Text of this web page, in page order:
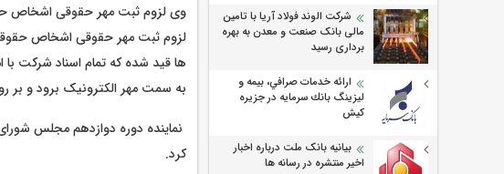
شرکت الوند فولاد آریا با تامین
مالی بانک صنعت و معدن به بهره
برداری رسید
ارائه خدمات صرافي، بيمه و
ليزينگ بانك سرمايه در جزيره
كيش
بیانیه بانک ملت درباره اخبار
اخیر منتشره در رسانه ها
وی لزوم ثبت مهر حقوقی اشخاص
لزوم ثبت مهر حقوقی اشخاص
ها قید شده که تمام اسناد شرکت
به سمت مهر الکترونیک برود و بر
نماینده دوره دوازدهم مجلس
کرد.